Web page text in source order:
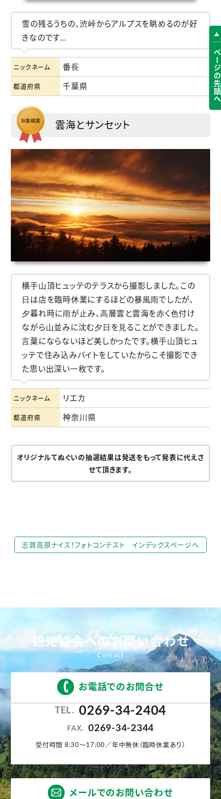
雪の残るうちの、渋峠からアルプスを眺めるのが好
きなのです…
ニックネーム 番⻑
都道府県 千葉県
雲海とサンセット
横⼿⼭頂ヒュッテのテラスから撮影しました。この
⽇は店を臨時休業にするほどの暴⾵⾬でしたが、
⼣暮れ時に⾬が⽌み、⾼層雲と雲海を⾚く⾊付け
ながら⼭並みに沈む⼣⽇を⾒ることができました。
⾔葉にならないほど美しかったです。横⼿⼭頂ヒュ
ッテで住み込みバイトをしていたからこそ撮影でき
た思い出深い⼀枚です。
ニックネーム リエカ
都道府県 神奈川県
オリジナルてぬぐいの抽選結果は発送をもって発表に代えさ
せて頂きます。
志賀高原ナイス！フォトコンテスト インデックスページへ
観光協会へのお問い合わせ
お電話でのお問合せ
TEL. 0269-34-2404
FAX. 0269-34-2344
受付時間 8:30〜17:00／年中無休（臨時休業あり）
メールでのお問い合わせ
ページの先頭へ